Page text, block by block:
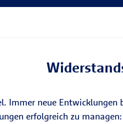
Immer neue Entwicklungen
erfolgreich zu